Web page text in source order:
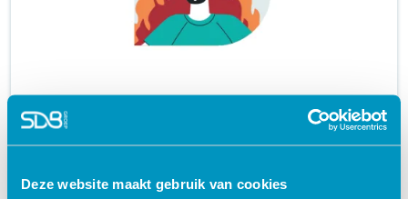
Deze website maakt gebruik van cookies
Voorkom een burn-out
schedule 30 MINUTEN